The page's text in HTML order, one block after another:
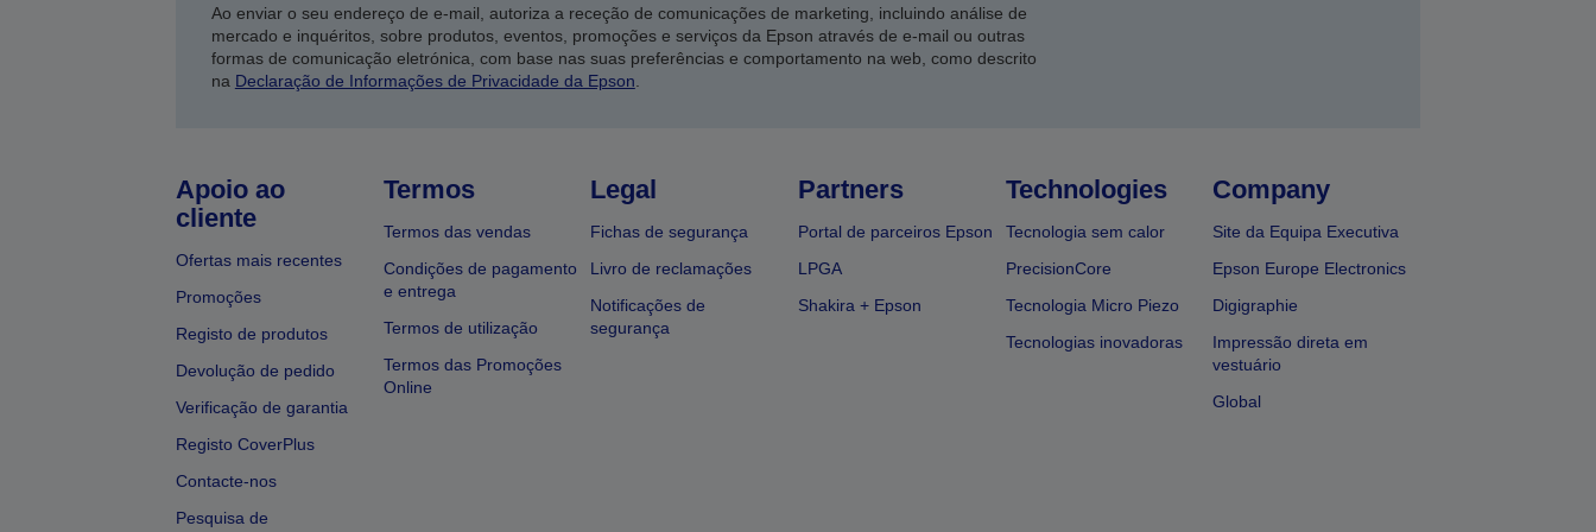
Ao enviar o seu endereço de e-mail, autoriza a receção de comunicações de marketing, incluindo análise de
mercado e inquéritos, sobre produtos, eventos, promoções e serviços da Epson através de e-mail ou outras
formas de comunicação eletrónica, com base nas suas preferências e comportamento na web, como descrito
na Declaração de Informações de Privacidade da Epson.
Apoio ao
cliente
Ofertas mais recentes
Promoções
Registo de produtos
Devolução de pedido
Verificação de garantia
Registo CoverPlus
Contacte-nos
Pesquisa de
Termos
Termos das vendas
Condições de pagamento
e entrega
Termos de utilização
Termos das Promoções
Online
Legal
Fichas de segurança
Livro de reclamações
Notificações de
segurança
Partners
Portal de parceiros Epson
LPGA
Shakira + Epson
Technologies
Tecnologia sem calor
PrecisionCore
Tecnologia Micro Piezo
Tecnologias inovadoras
Company
Site da Equipa Executiva
Epson Europe Electronics
Digigraphie
Impressão direta em
vestuário
Global